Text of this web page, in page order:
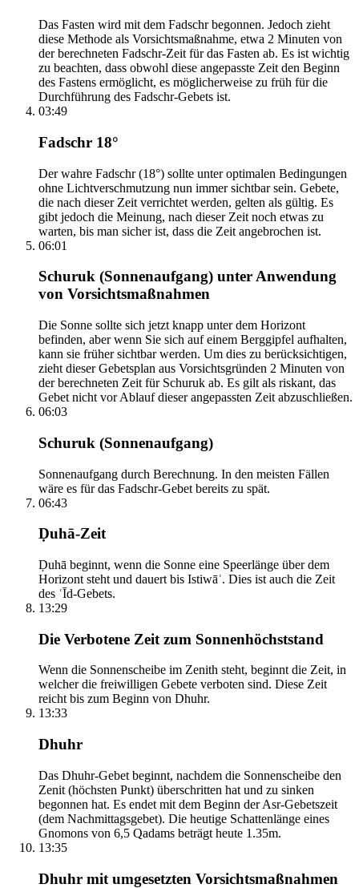
Das Fasten wird mit dem Fadschr begonnen. Jedoch zieht
diese Methode als Vorsichtsmaßnahme, etwa 2 Minuten von
der berechneten Fadschr-Zeit für das Fasten ab. Es ist wichtig
zu beachten, dass obwohl diese angepasste Zeit den Beginn
des Fastens ermöglicht, es möglicherweise zu früh für die
Durchführung des Fadschr-Gebets ist.
03:49
Fadschr 18°
Der wahre Fadschr (18°) sollte unter optimalen Bedingungen
ohne Lichtverschmutzung nun immer sichtbar sein. Gebete,
die nach dieser Zeit verrichtet werden, gelten als gültig. Es
gibt jedoch die Meinung, nach dieser Zeit noch etwas zu
warten, bis man sicher ist, dass die Zeit angebrochen ist.
06:01
Schuruk (Sonnenaufgang) unter Anwendung
von Vorsichtsmaßnahmen
Die Sonne sollte sich jetzt knapp unter dem Horizont
befinden, aber wenn Sie sich auf einem Berggipfel aufhalten,
kann sie früher sichtbar werden. Um dies zu berücksichtigen,
zieht dieser Gebetsplan aus Vorsichtsgründen 2 Minuten von
der berechneten Zeit für Schuruk ab. Es gilt als riskant, das
Gebet nicht vor Ablauf dieser angepassten Zeit abzuschließen.
06:03
Schuruk (Sonnenaufgang)
Sonnenaufgang durch Berechnung. In den meisten Fällen
wäre es für das Fadschr-Gebet bereits zu spät.
06:43
Ḍuhā-Zeit
Ḍuhā beginnt, wenn die Sonne eine Speerlänge über dem
Horizont steht und dauert bis Istiwāʾ. Dies ist auch die Zeit
des ʿĪd-Gebets.
13:29
Die Verbotene Zeit zum Sonnenhöchststand
Wenn die Sonnenscheibe im Zenith steht, beginnt die Zeit, in
welcher die freiwilligen Gebete verboten sind. Diese Zeit
reicht bis zum Beginn von Dhuhr.
13:33
Dhuhr
Das Dhuhr-Gebet beginnt, nachdem die Sonnenscheibe den
Zenit (höchsten Punkt) überschritten hat und zu sinken
begonnen hat. Es endet mit dem Beginn der Asr-Gebetszeit
(dem Nachmittagsgebet). Die heutige Schattenlänge eines
Gnomons von 6,5 Qadams beträgt heute 1.35m.
13:35
Dhuhr mit umgesetzten Vorsichtsmaßnahmen